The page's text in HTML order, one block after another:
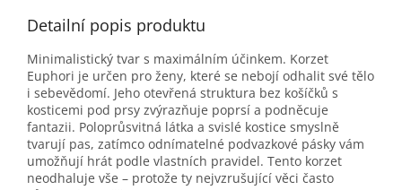
Detailní popis produktu
Minimalistický tvar s maximálním účinkem. Korzet
Euphori je určen pro ženy, které se nebojí odhalit své tělo
i sebevědomí. Jeho otevřená struktura bez košíčků s
kosticemi pod prsy zvýrazňuje poprsí a podněcuje
fantazii. Poloprůsvitná látka a svislé kostice smyslně
tvarují pas, zatímco odnímatelné podvazkové pásky vám
umožňují hrát podle vlastních pravidel. Tento korzet
neodhaluje vše – protože ty nejvzrušující věci často